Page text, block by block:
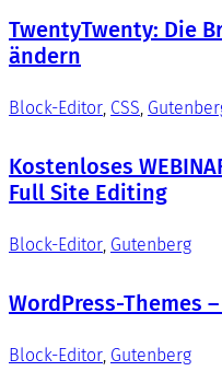
TwentyTwenty: Die
ändern
Block-Editor, CSS,
Kostenloses
Full Site Editing
Block-Editor, Gutenberg
WordPress-Themes
Block-Editor, Gutenberg